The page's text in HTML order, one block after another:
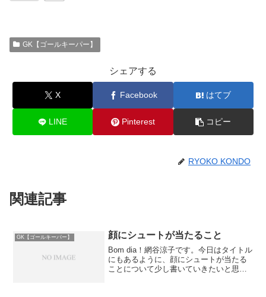
GK【ゴールキーパー】
シェアする
X Facebook はてブ
LINE Pinterest コピー
RYOKO KONDO
関連記事
GK【ゴールキーパー】 顔にシュートが当たること
Bom dia！網谷涼子です。今日はタイトル
にもあるように、顔にシュートが当たる
ことについて少し書いていきたいと思い